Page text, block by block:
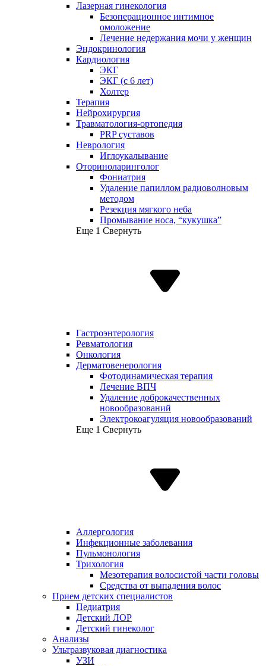
Лазерная гинекология
Безоперационное интимное
омоложение
Лечение недержания мочи у женщин
Эндокринология
Кардиология
ЭКГ
ЭКГ (с 6 лет)
Холтер
Терапия
Нейрохирургия
Травматология-ортопедия
PRP суставов
Неврология
Иглоукалывание
Оториноларинголог
Фониатрия
Удаление папиллом радиоволновым
методом
Резекция мягкого неба
Промывание носа, “кукушка”
Еще 1 Свернуть
Гастроэнтерология
Ревматология
Онкология
Дерматовенерология
Фотодинамическая терапия
Лечение ВПЧ
Удаление доброкачественных
новообразований
Электрокоагуляция новообразований
Еще 1 Свернуть
Аллергология
Инфекционные заболевания
Пульмонология
Трихология
Мезотерапия волосистой части головы
Средства от выпадения волос
Прием детских специалистов
Педиатрия
Детский ЛОР
Детский гинеколог
Анализы
Ультразвуковая диагностика
УЗИ